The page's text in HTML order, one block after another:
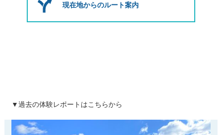
現在地からのルート案内
▼過去の体験レポートはこちらから